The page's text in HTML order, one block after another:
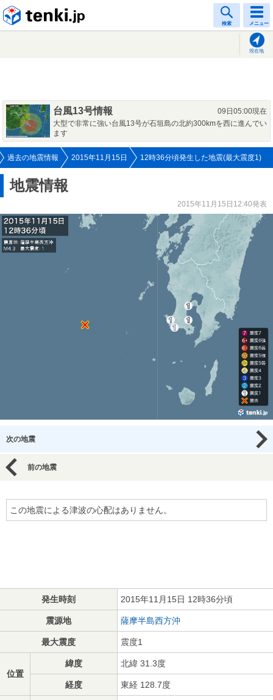
検索 メニュー
現在地
台風13号情報
09日05:00現在
大型で非常に強い台風13号が石垣島の北約300kmを西に進んでい
ます
過去の地震情報 2015年11月15日 12時36分頃発生した地震(最大震度1)
地震情報
2015年11月15日12:40発表
次の地震
前の地震
この地震による津波の心配はありません。
発生時刻 2015年11月15日 12時36分頃
震源地 薩摩半島西方沖
最大震度 震度1
位置
緯度 北緯 31.3度
経度 東経 128.7度